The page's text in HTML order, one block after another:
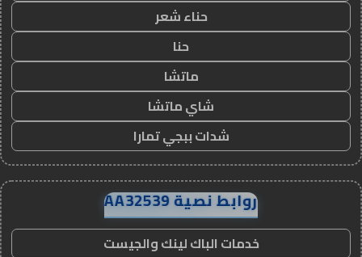
حناء شعر
حنا
ماتشا
شاي ماتشا
شدات ببجي تمارا
روابط نصية AA32539
خدمات الباك لينك والجيست